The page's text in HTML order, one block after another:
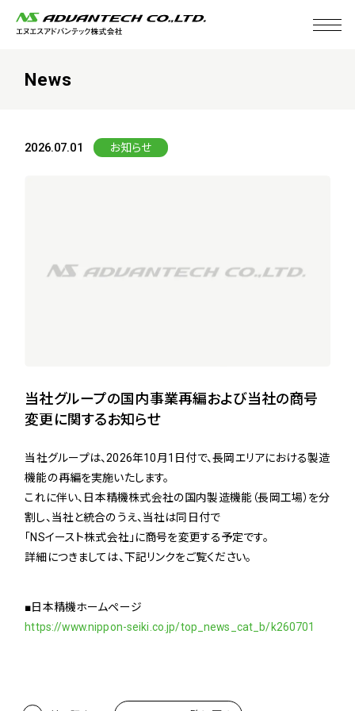
News
2026.07.01 お知らせ
当社グループの国内事業再編および当社の商号
変更に関するお知らせ
当社グループは、2026年10月1日付で、長岡エリアにおける製造
機能の再編を実施いたします。
これに伴い、日本精機株式会社の国内製造機能（長岡工場）を分
割し、当社と統合のうえ、当社は同日付で
「NSイースト株式会社」に商号を変更する予定です。
詳細につきましては、下記リンクをご覧ください。
■日本精機ホームページ
https://www.nippon-seiki.co.jp/top_news_cat_b/k260701